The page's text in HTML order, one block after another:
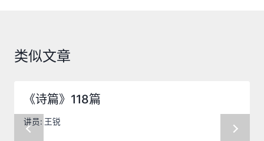
类似文章
《诗篇》118篇
讲员: 王锐